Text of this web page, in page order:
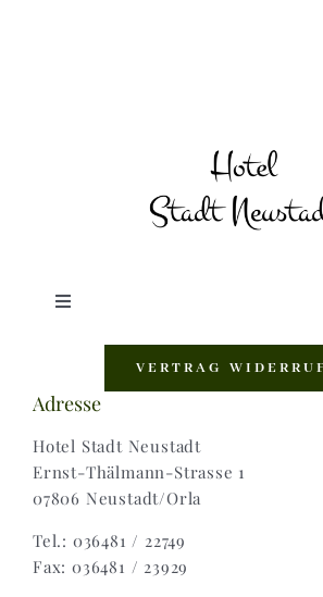
Toggle
Zahlungsweisen |
Widerruf |
VERTRAG
Adresse
Hotel Stadt Neustadt
Ernst-Thälmann-Strasse 1
07806 Neustadt/Orla
Tel.: 036481 / 22749
Fax: 036481 / 23929